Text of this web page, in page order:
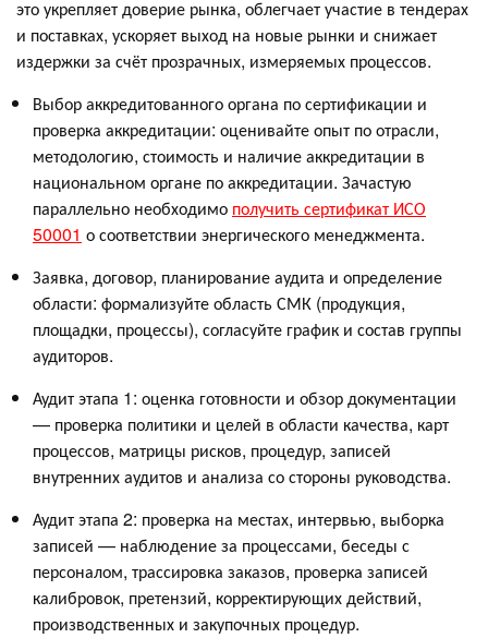
это укрепляет доверие рынка, облегчает участие в тендерах
и поставках, ускоряет выход на новые рынки и снижает
издержки за счёт прозрачных, измеряемых процессов.
Выбор аккредитованного органа по сертификации и
проверка аккредитации: оценивайте опыт по отрасли,
методологию, стоимость и наличие аккредитации в
национальном органе по аккредитации. Зачастую
параллельно необходимо получить сертификат ИСО
50001 о соответствии энергического менеджмента.
Заявка, договор, планирование аудита и определение
области: формализуйте область СМК (продукция,
площадки, процессы), согласуйте график и состав группы
аудиторов.
Аудит этапа 1: оценка готовности и обзор документации
— проверка политики и целей в области качества, карт
процессов, матрицы рисков, процедур, записей
внутренних аудитов и анализа со стороны руководства.
Аудит этапа 2: проверка на местах, интервью, выборка
записей — наблюдение за процессами, беседы с
персоналом, трассировка заказов, проверка записей
калибровок, претензий, корректирующих действий,
производственных и закупочных процедур.